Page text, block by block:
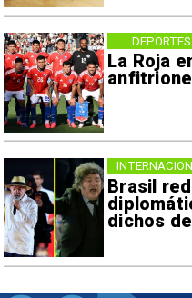
La Roja
DEPORTES
Brasil
dichos